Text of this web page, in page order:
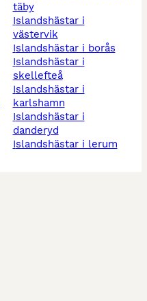
täby
islandshästar i
västervik
islandshästar i borås
islandshästar i
skellefteå
islandshästar i
karlshamn
islandshästar i
danderyd
islandshästar i lerum